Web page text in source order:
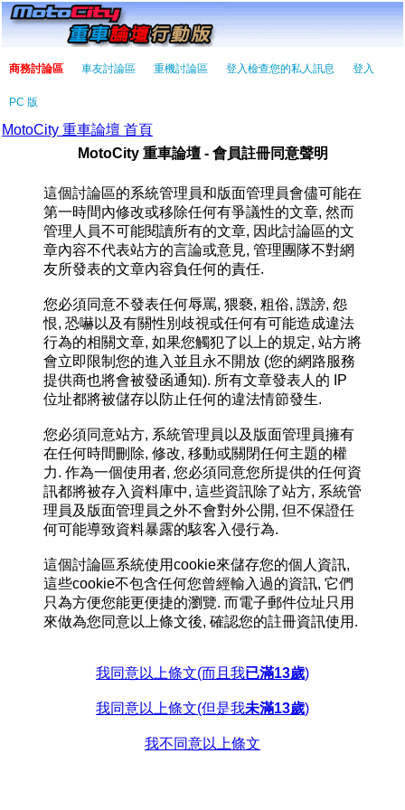
商務討論區 車友討論區 重機討論區 登入檢查您的私人訊息 登入
PC 版
MotoCity 重車論壇 首頁
MotoCity 重車論壇 - 會員註冊同意聲明
這個討論區的系統管理員和版面管理員會儘可能在
第一時間內修改或移除任何有爭議性的文章, 然而
管理人員不可能閱讀所有的文章, 因此討論區的文
章內容不代表站方的言論或意見, 管理團隊不對網
友所發表的文章內容負任何的責任.
您必須同意不發表任何辱罵, 猥褻, 粗俗, 譭謗, 怨
恨, 恐嚇以及有關性別歧視或任何有可能造成違法
行為的相關文章, 如果您觸犯了以上的規定, 站方將
會立即限制您的進入並且永不開放 (您的網路服務
提供商也將會被發函通知). 所有文章發表人的 IP
位址都將被儲存以防止任何的違法情節發生.
您必須同意站方, 系統管理員以及版面管理員擁有
在任何時間刪除, 修改, 移動或關閉任何主題的權
力. 作為一個使用者, 您必須同意您所提供的任何資
訊都將被存入資料庫中, 這些資訊除了站方, 系統管
理員及版面管理員之外不會對外公開, 但不保證任
何可能導致資料暴露的駭客入侵行為.
這個討論區系統使用cookie來儲存您的個人資訊,
這些cookie不包含任何您曾經輸入過的資訊, 它們
只為方便您能更便捷的瀏覽. 而電子郵件位址只用
來做為您同意以上條文後, 確認您的註冊資訊使用.
我同意以上條文(而且我已滿13歲)
我同意以上條文(但是我未滿13歲)
我不同意以上條文